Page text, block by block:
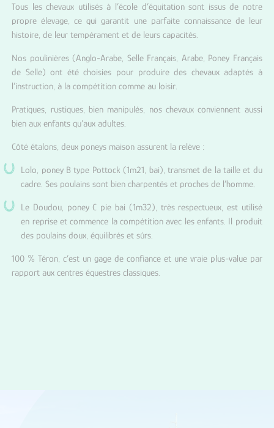
Tous les chevaux utilisés à l’école d’équitation sont issus de notre
propre élevage, ce qui garantit une parfaite connaissance de leur
histoire, de leur tempérament et de leurs capacités.
Nos poulinières (Anglo-Arabe, Selle Français, Arabe, Poney Français
de Selle) ont été choisies pour produire des chevaux adaptés à
l’instruction, à la compétition comme au loisir.
Pratiques, rustiques, bien manipulés, nos chevaux conviennent aussi
bien aux enfants qu’aux adultes.
Côté étalons, deux poneys maison assurent la relève :
Lolo, poney B type Pottock (1m21, bai), transmet de la taille et du
cadre. Ses poulains sont bien charpentés et proches de l’homme.
Le Doudou, poney C pie bai (1m32), très respectueux, est utilisé
en reprise et commence la compétition avec les enfants. Il produit
des poulains doux, équilibrés et sûrs.
100 % Téron, c’est un gage de confiance et une vraie plus-value par
rapport aux centres équestres classiques.